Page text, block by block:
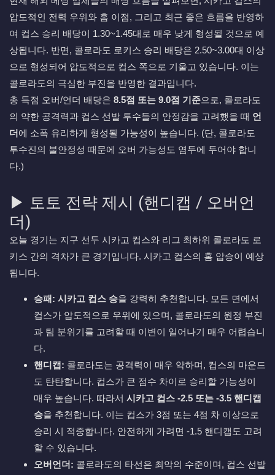
압도적인 전력 우위와 홈 이점, 그리고 최근 좋은 흐름을 반영하
여 컵스 승리 배당이 1.30~1.45대로 매우 낮게 형성될 것으로 예
상됩니다. 반면, 콜로라도 로키스 승리 배당은 2.50~3.00대 이상
으로 형성되어 압도적으로 컵스 쪽으로 기울고 있습니다. 이는
콜로라도의 극심한 부진을 반영한 결과입니다.
총 득점 오버/언더 배당은 8.5점 또는 9.0점 기준으로, 콜로라도
의 약한 공격력과 컵스 선발 투수들의 안정감을 고려했을 때 언
더에 소폭 유리하게 형성될 가능성이 높습니다. (단, 콜로라도
투수진의 불안정성 때문에 오버 가능성도 염두에 두어야 합니
다.)
▶ 토토 전략 제시 (핸디캡 / 오버언
더)
오늘 경기는 지구 선두 시카고 컵스와 리그 최하위 콜로라도 로
키스 간의 격차가 큰 경기입니다. 시카고 컵스의 홈 압승이 예상
됩니다.
승패: 시카고 컵스 승을 강력히 추천합니다. 모든 면에서
컵스가 압도적으로 우위에 있으며, 콜로라도의 원정 부진
과 팀 분위기를 고려할 때 이변이 일어나기 매우 어렵습니
다.
핸디캡: 콜로라도는 공격력이 매우 약하며, 컵스의 마운드
도 탄탄합니다. 컵스가 큰 점수 차이로 승리할 가능성이
매우 높습니다. 따라서 시카고 컵스 -2.5 또는 -3.5 핸디캡
승을 추천합니다. 이는 컵스가 3점 또는 4점 차 이상으로
승리 시 적중합니다. 안전하게 가려면 -1.5 핸디캡도 고려
할 수 있습니다.
오버언더: 콜로라도의 타선은 최악의 수준이며, 컵스 선발